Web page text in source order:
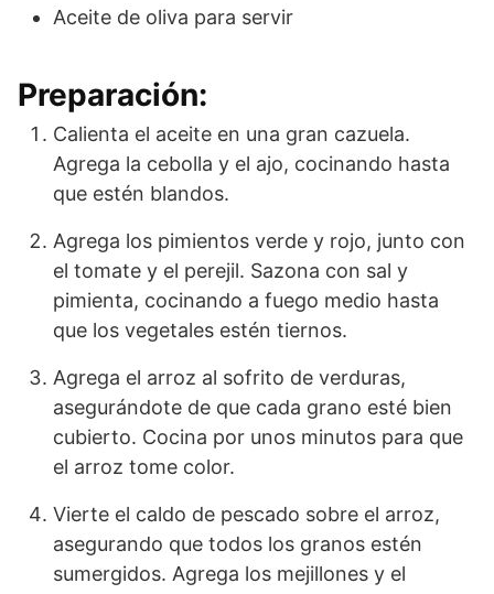
Aceite de oliva para servir
Preparación:
Calienta el aceite en una gran cazuela.
Agrega la cebolla y el ajo, cocinando hasta
que estén blandos.
Agrega los pimientos verde y rojo, junto con
el tomate y el perejil. Sazona con sal y
pimienta, cocinando a fuego medio hasta
que los vegetales estén tiernos.
Agrega el arroz al sofrito de verduras,
asegurándote de que cada grano esté bien
cubierto. Cocina por unos minutos para que
el arroz tome color.
Vierte el caldo de pescado sobre el arroz,
asegurando que todos los granos estén
sumergidos. Agrega los mejillones y el